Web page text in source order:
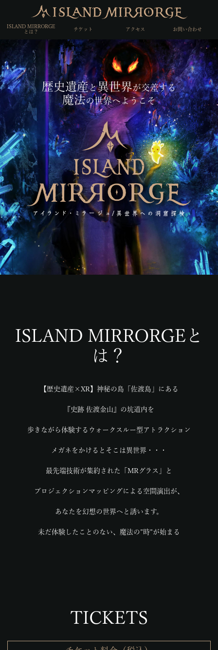
ISLAND MIRRORGE
とは？
チケット アクセス お問い合わせ
歴史遺産と異世界が交差する
魔法の世界へようこそ
ISLAND MIRRORGEと
は？
【歴史遺産×XR】神秘の島「佐渡島」にある
『史跡 佐渡金山』の坑道内を
歩きながら体験するウォークスルー型アトラクション
メガネをかけるとそこは異世界・・・
最先端技術が集約された「MRグラス」と
プロジェクションマッピングによる空間演出が、
あなたを幻想の世界へと誘います。
未だ体験したことのない、魔法の”時”が始まる
TICKETS